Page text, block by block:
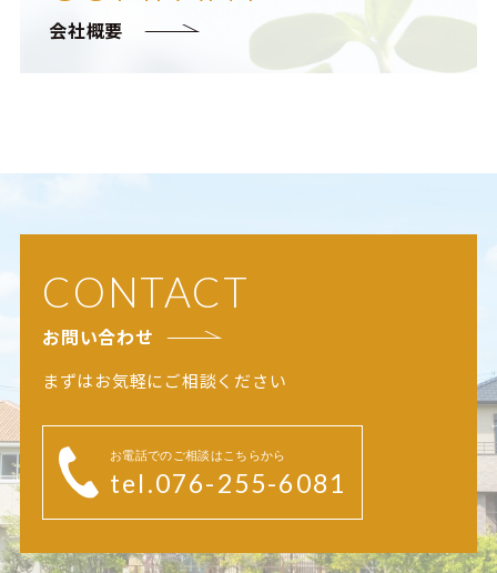
会社概要
CONTACT
お問い合わせ
まずはお気軽にご相談ください
お電話でのご相談はこちらから
tel.076-255-6081